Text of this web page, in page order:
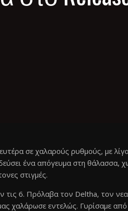
σε χαλαρούς ρυθμούς, με
ένα απόγευμα στη θάλασσα,
στιγμές.
τις 6. Πρόλαβα τον Deltha, τον
χαλάρωσε εντελώς. Γυρίσαμε